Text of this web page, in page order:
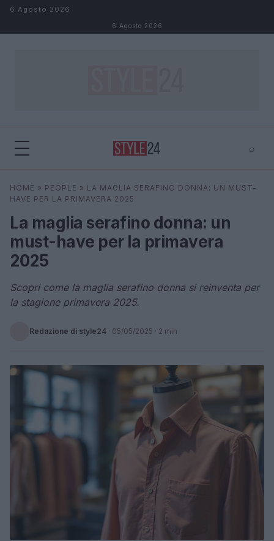
Salta al contenuto
6 Agosto 2026
6 Agosto 2026
⌕
Cerca ⌕ ×
HOME » PEOPLE » LA MAGLIA SERAFINO DONNA: UN MUST-
HAVE PER LA PRIMAVERA 2025
La maglia serafino donna: un
must-have per la primavera
2025
Scopri come la maglia serafino donna si reinventa per
la stagione primavera 2025.
Redazione di style24 · 05/05/2025 · 2 min